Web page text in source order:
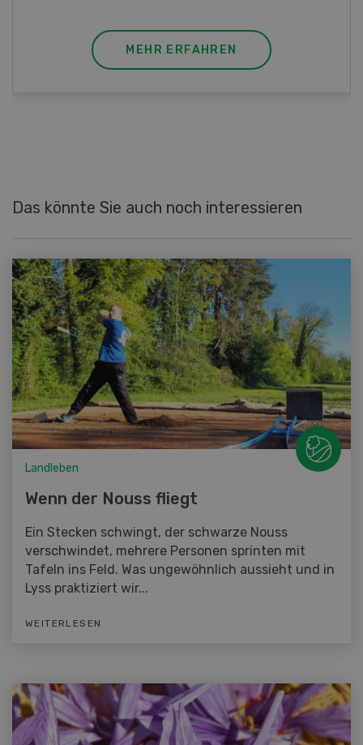
MEHR ERFAHREN
Das könnte Sie auch noch interessieren
Landleben
Wenn der Nouss fliegt
Ein Stecken schwingt, der schwarze Nouss
verschwindet, mehrere Personen sprinten mit
Tafeln ins Feld. Was ungewöhnlich aussieht und in
Lyss praktiziert wir...
WEITERLESEN